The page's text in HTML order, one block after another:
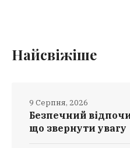
Найсвіжіше
Безпечний
що звернути увагу
9 Серпня, 2026